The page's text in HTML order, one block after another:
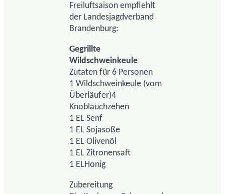
Freiluftsaison empfiehlt
der Landesjagdverband
Brandenburg:
Gegrillte
Wildschweinkeule
Zutaten für 6 Personen
1 Wildschweinkeule (vom
Überläufer)4
Knoblauchzehen
1 EL Senf
1 EL Sojasoße
1 EL Olivenöl
1 EL Zitronensaft
1 ELHonig
Zubereitung